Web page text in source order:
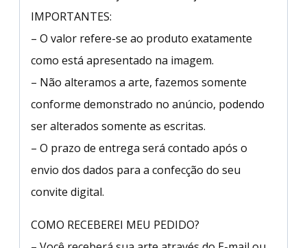
IMPORTANTES:
– O valor refere-se ao produto exatamente
como está apresentado na imagem.
– Não alteramos a arte, fazemos somente
conforme demonstrado no anúncio, podendo
ser alterados somente as escritas.
– O prazo de entrega será contado após o
envio dos dados para a confecção do seu
convite digital.
COMO RECEBEREI MEU PEDIDO?